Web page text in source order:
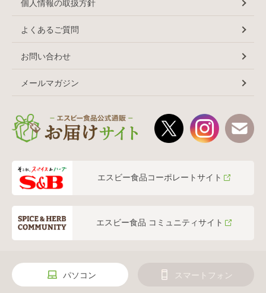
個人情報の取扱方針
よくあるご質問
お問い合わせ
メールマガジン
エスビー食品コーポレートサイト
エスビー食品 コミュニティサイト
パソコン スマートフォン